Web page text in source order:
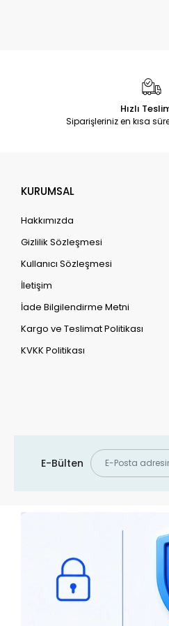
Hızlı
Siparişleriniz en kısa
KURUMSAL
Hakkımızda
Gizlilik Sözleşmesi
Kullanıcı Sözleşmesi
İletişim
İade Bilgilendirme Metni
Kargo ve Teslimat Politikası
KVKK Politikası
E-Bülten